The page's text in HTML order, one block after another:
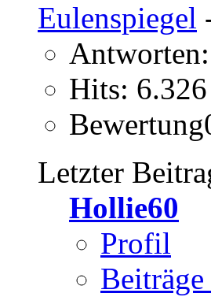
Eulenspiegel
Antworten:
Hits: 6.326
Letzter
Hollie60
Profil
Beiträge